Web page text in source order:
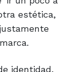
estética,
identidad,